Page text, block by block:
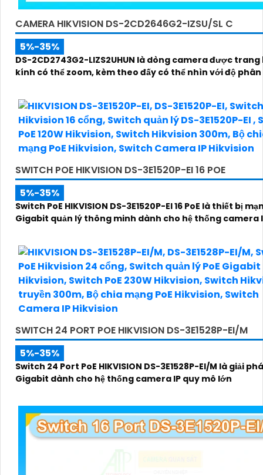
CAMERA HIKVISION DS-2CD2646G2-IZSU/SL C
5%-35%
DS-2CD2743G2-LIZS2UHUN là dòng camera được trang
kính có thể zoom, kèm theo đấy có thể nhìn với độ phân
SWITCH POE HIKVISION DS-3E1520P-EI 16 POE
5%-35%
Switch PoE HIKVISION DS-3E1520P-EI 16 PoE là thiết bị
Gigabit quản lý thông minh dành cho hệ thống camera
SWITCH 24 PORT POE HIKVISION DS-3E1528P-EI/M
5%-35%
Switch 24 Port PoE HIKVISION DS-3E1528P-EI/M là giải
Gigabit dành cho hệ thống camera IP quy mô lớn